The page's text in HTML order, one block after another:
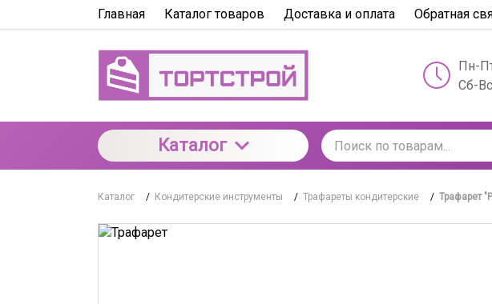
Главная Каталог товаров Доставка и оплата Обратная
Пн-
Сб-
Каталог
Каталог / Кондитерские инструменты / Трафареты кондитерские / Трафарет